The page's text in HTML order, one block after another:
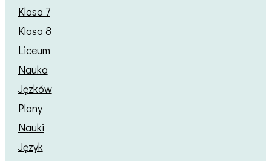
Klasa 7
Klasa 8
Liceum
Nauka
Jęzków
Plany
Nauki
Język